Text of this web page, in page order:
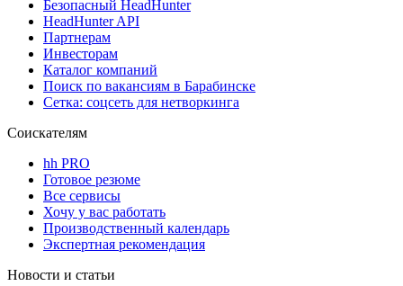
Безопасный HeadHunter
HeadHunter API
Партнерам
Инвесторам
Каталог компаний
Поиск по вакансиям в Барабинске
Сетка: соцсеть для нетворкинга
Соискателям
hh PRO
Готовое резюме
Все сервисы
Хочу у вас работать
Производственный календарь
Экспертная рекомендация
Новости и статьи